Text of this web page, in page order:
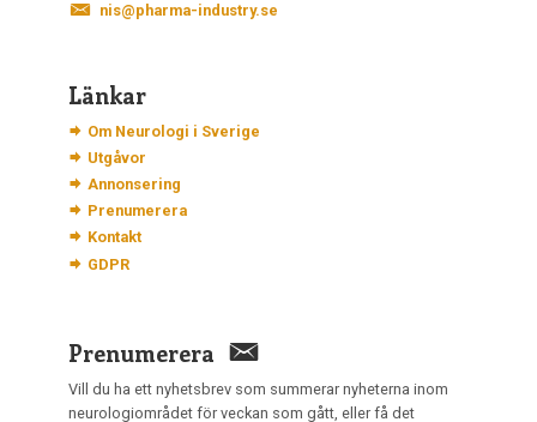
nis@pharma-industry.se
Länkar
Om Neurologi i Sverige
Utgåvor
Annonsering
Prenumerera
Kontakt
GDPR
Prenumerera
Vill du ha ett nyhetsbrev som summerar nyheterna inom
neurologiområdet för veckan som gått, eller få det